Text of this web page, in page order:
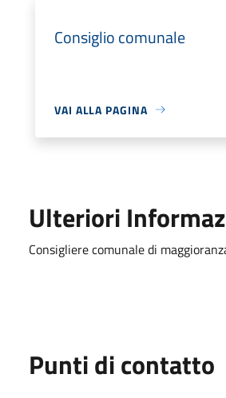
Consiglio comunale
VAI ALLA PAGINA
Ulteriori
Consigliere comunale di
Punti di contatto